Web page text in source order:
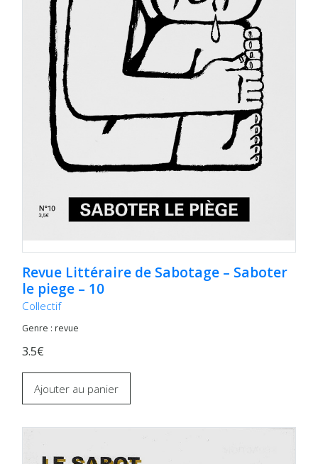
Revue Littéraire de Sabotage – Saboter
le piege – 10
Collectif
Genre : revue
3.5€
Ajouter au panier